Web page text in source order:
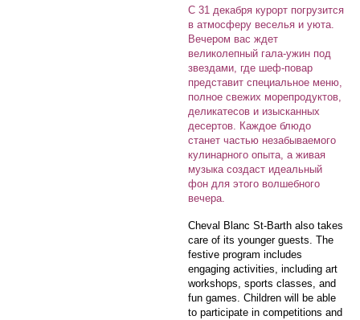
С 31 декабря курорт погрузится
в атмосферу веселья и уюта.
Вечером вас ждет
великолепный гала-ужин под
звездами, где шеф-повар
представит специальное меню,
полное свежих морепродуктов,
деликатесов и изысканных
десертов. Каждое блюдо
станет частью незабываемого
кулинарного опыта, а живая
музыка создаст идеальный
фон для этого волшебного
вечера.
Cheval Blanc St-Barth also takes
care of its younger guests. The
festive program includes
engaging activities, including art
workshops, sports classes, and
fun games. Children will be able
to participate in competitions and